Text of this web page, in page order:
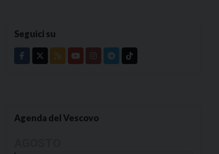
Seguici su
Agenda del Vescovo